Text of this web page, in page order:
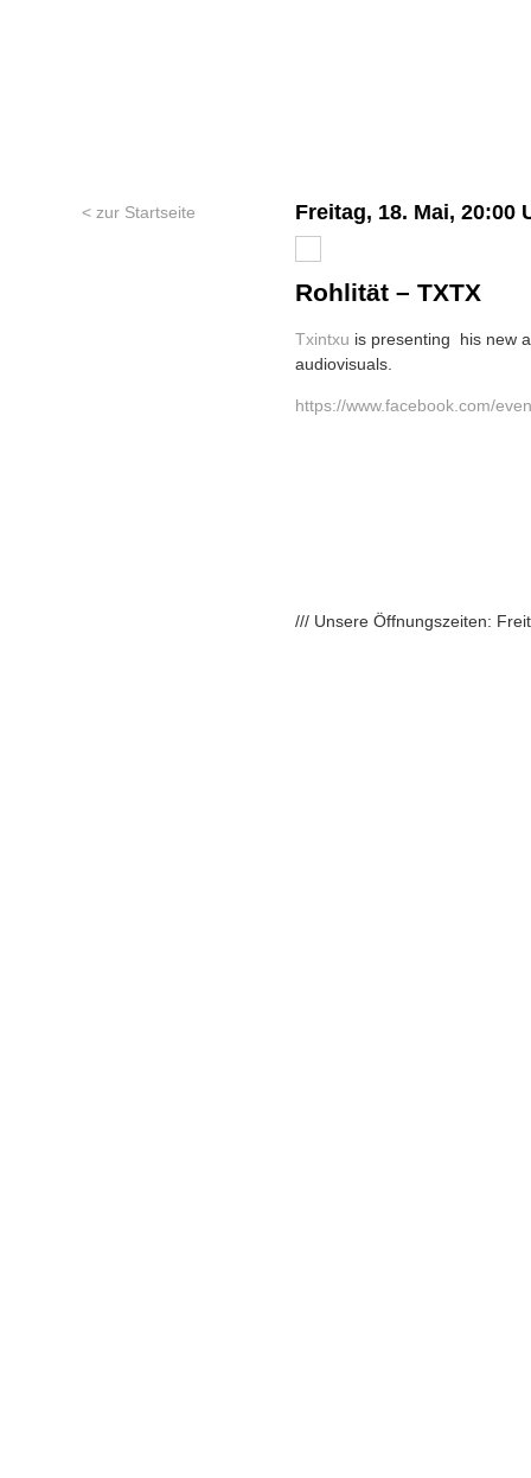
< zur Startseite Freitag, 18. Mai, 20:00
Rohlität – TXTX
Txintxu is presenting his new
audiovisuals.
https://www.facebook.com/
/// Unsere Öffnungszeiten: